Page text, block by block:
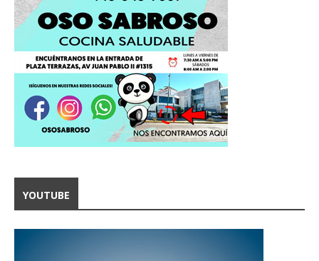
YOUTUBE